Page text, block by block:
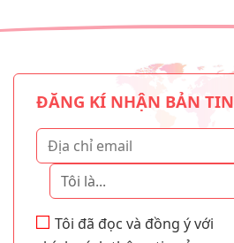
ĐĂNG KÍ NHẬN BẢN TIN
Tôi là...
Tôi đã đọc và đồng ý với